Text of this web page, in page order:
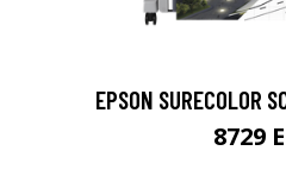
EPSON SURECOLOR
8729